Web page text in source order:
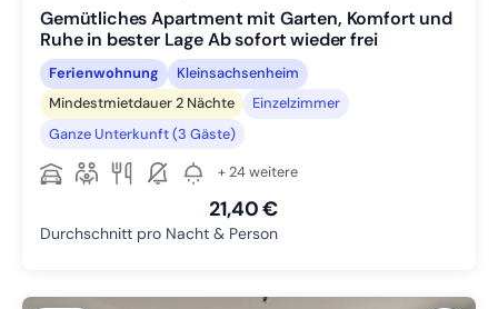
Gemütliches Apartment mit Garten, Komfort und
Ruhe in bester Lage Ab sofort wieder frei
Ferienwohnung
Kleinsachsenheim
Mindestmietdauer 2 Nächte
Einzelzimmer
Ganze Unterkunft (3 Gäste)
+ 24 weitere
21,40 €
Durchschnitt pro Nacht & Person